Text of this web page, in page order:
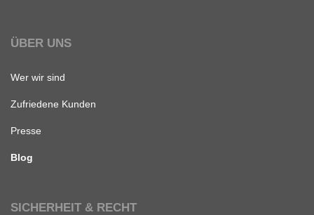
ÜBER UNS
Wer wir sind
Zufriedene Kunden
Presse
Blog
SICHERHEIT & RECHT